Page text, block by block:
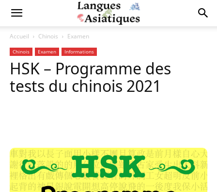
Accueil Chinois Examen
Chinois Examen Informations
HSK – Programme des
tests du chinois 2021